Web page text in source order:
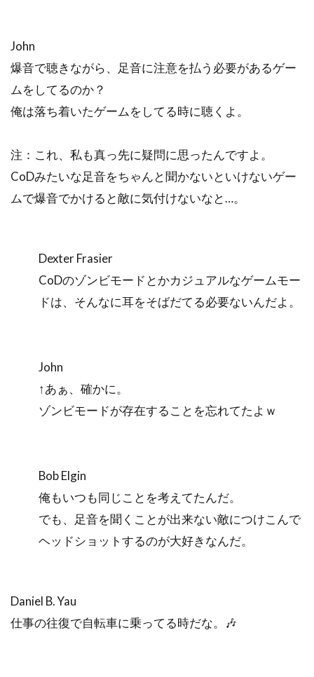
John
爆音で聴きながら、足音に注意を払う必要があるゲー
ムをしてるのか？
俺は落ち着いたゲームをしてる時に聴くよ。
注：これ、私も真っ先に疑問に思ったんですよ。
CoDみたいな足音をちゃんと聞かないといけないゲー
ムで爆音でかけると敵に気付けないなと…。
Dexter Frasier
CoDのゾンビモードとかカジュアルなゲームモー
ドは、そんなに耳をそばだてる必要ないんだよ。
John
↑あぁ、確かに。
ゾンビモードが存在することを忘れてたよｗ
Bob Elgin
俺もいつも同じことを考えてたんだ。
でも、足音を聞くことが出来ない敵につけこんで
ヘッドショットするのが大好きなんだ。
Daniel B. Yau
仕事の往復で自転車に乗ってる時だな。🎶